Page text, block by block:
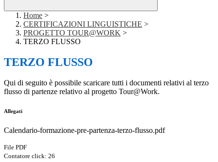
Home >
CERTIFICAZIONI LINGUISTICHE >
PROGETTO TOUR@WORK >
TERZO FLUSSO
TERZO FLUSSO
Qui di seguito è possibile scaricare tutti i documenti relativi al terzo
flusso di partenze relativo al progetto Tour@Work.
Allegati
Calendario-formazione-pre-partenza-terzo-flusso.pdf
File PDF
Contatore click: 26